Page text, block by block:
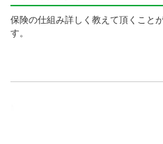
保険の仕組み詳しく教えて頂くこと
す。